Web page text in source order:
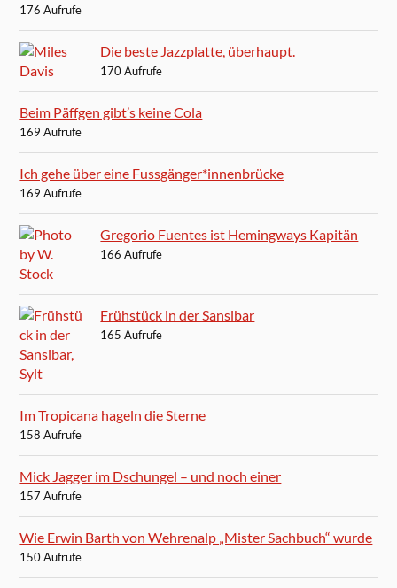
176 Aufrufe
Die beste Jazzplatte, überhaupt.
170 Aufrufe
Beim Päffgen gibt’s keine Cola
169 Aufrufe
Ich gehe über eine Fussgänger*innenbrücke
169 Aufrufe
Gregorio Fuentes ist Hemingways Kapitän
166 Aufrufe
Frühstück in der Sansibar
165 Aufrufe
Im Tropicana hageln die Sterne
158 Aufrufe
Mick Jagger im Dschungel – und noch einer
157 Aufrufe
Wie Erwin Barth von Wehrenalp „Mister Sachbuch“ wurde
150 Aufrufe